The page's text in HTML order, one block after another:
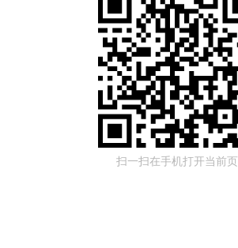
扫一扫在手机打开当前页